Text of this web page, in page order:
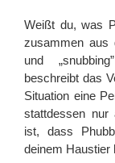
Weißt du, was
zusammen aus
und
beschreibt das
Situation eine
stattdessen nur
ist, dass
deinem Haustier